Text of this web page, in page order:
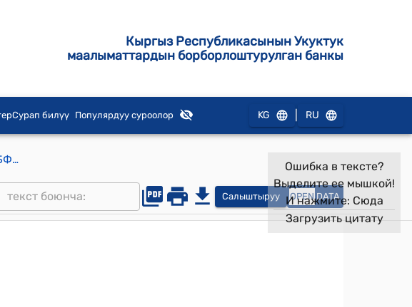
Кыргыз Республикасынын Укуктук
маалыматтардын борборлоштурулган банкы
Сурап билүү Популярдуу суроолор KG RU
Кашкар-Кыштак айылдык кеңешинин 2018-жылдын 13-октябрындагы № 4 "КБФунун жерлерин ижарага берүү боюнча торук өткөрүү тартиби жөнүндө" токтому
Салыштыруу OPEN DATA
Ошибка в тексте?
Выделите ее мышкой!
И нажмите: Сюда
Загрузить цитату